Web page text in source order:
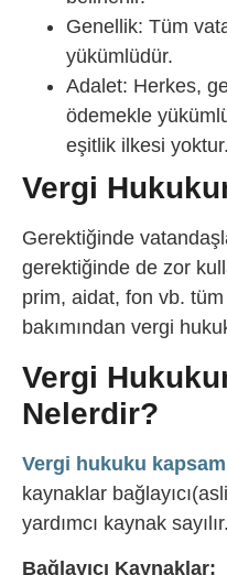
Genellik: Tüm
yükümlüdür.
Adalet: Herkes,
ödemekle
eşitlik ilkesi yoktur.
Vergi
Gerektiğinde
gerektiğinde de zor
prim, aidat, fon vb.
bakımından vergi
Vergi
Nelerdir?
Vergi hukuku
kaynaklar
yardımcı kaynak sayılır.
Bağlayıcı Kaynaklar: